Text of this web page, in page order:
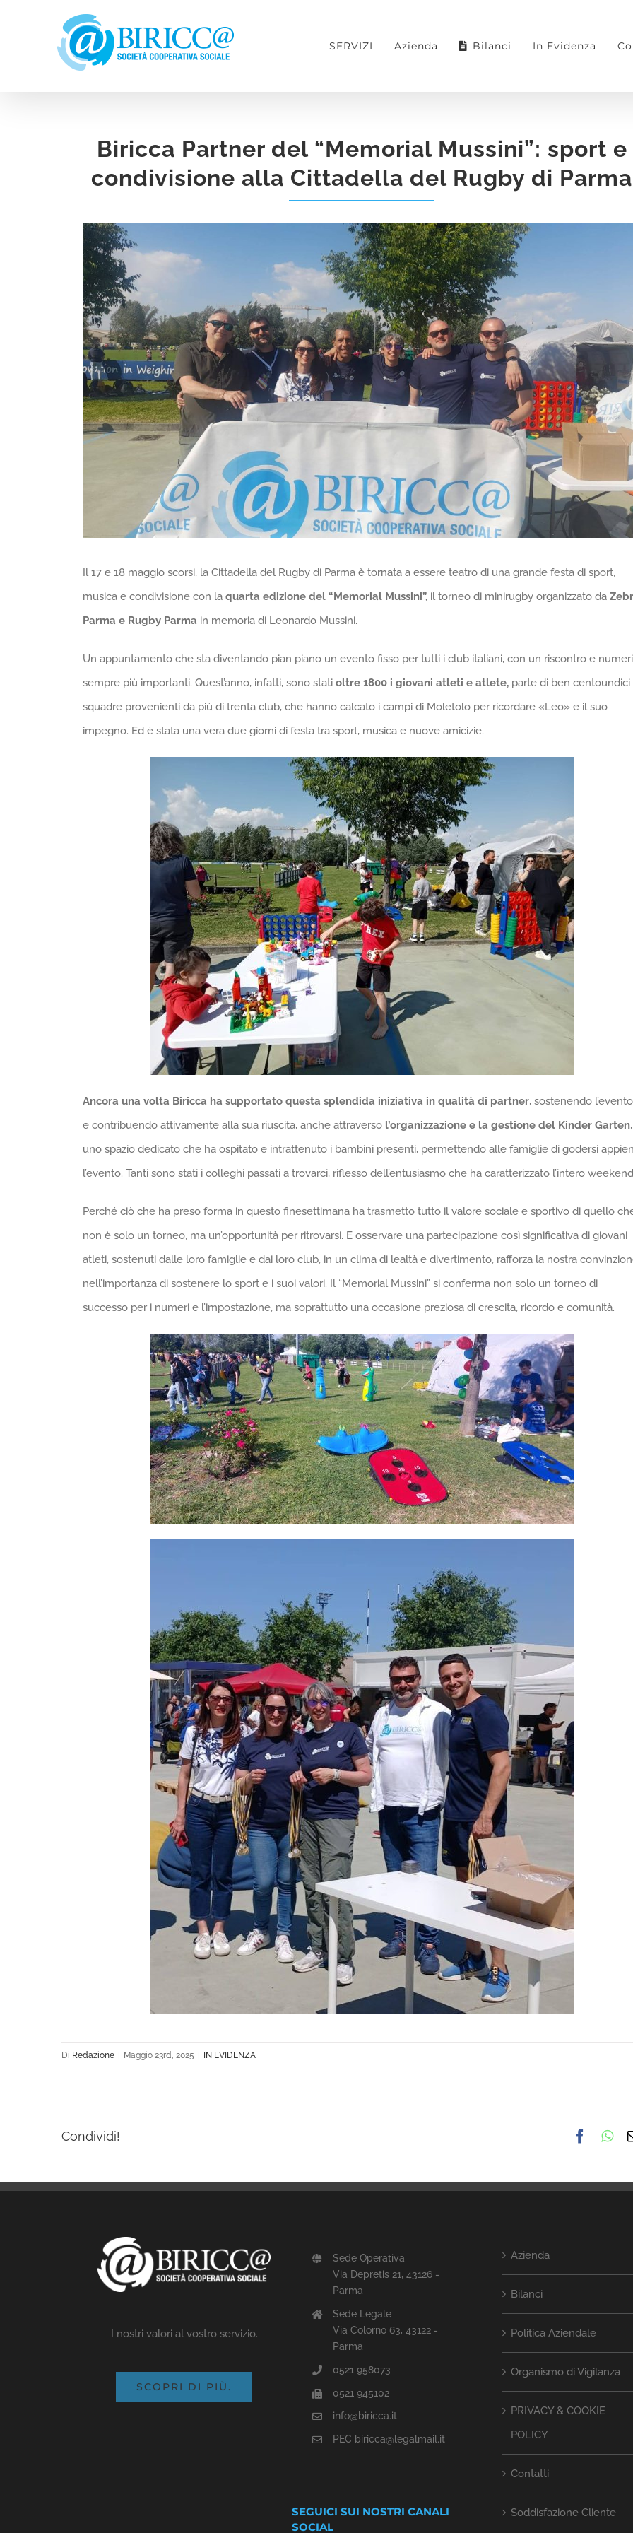
SERVIZI Azienda Bilanci In Evidenza
Biricca Partner del “Memorial Mussini”: sport e
condivisione alla Cittadella del Rugby di Parma
Il 17 e 18 maggio scorsi, la Cittadella del Rugby di Parma è tornata a essere teatro di una grande festa di sport,
musica e condivisione con la quarta edizione del “Memorial Mussini”, il torneo di minirugby organizzato da
Parma e Rugby Parma in memoria di Leonardo Mussini.
Un appuntamento che sta diventando pian piano un evento fisso per tutti i club italiani, con un riscontro e numeri
sempre più importanti. Quest’anno, infatti, sono stati oltre 1800 i giovani atleti e atlete, parte di ben centoundici
squadre provenienti da più di trenta club, che hanno calcato i campi di Moletolo per ricordare «Leo» e il suo
impegno. Ed è stata una vera due giorni di festa tra sport, musica e nuove amicizie.
Ancora una volta Biricca ha supportato questa splendida iniziativa in qualità di partner, sostenendo l’evento
e contribuendo attivamente alla sua riuscita, anche attraverso l’organizzazione e la gestione del Kinder Garten,
uno spazio dedicato che ha ospitato e intrattenuto i bambini presenti, permettendo alle famiglie di godersi
l’evento. Tanti sono stati i colleghi passati a trovarci, riflesso dell’entusiasmo che ha caratterizzato l’intero
Perché ciò che ha preso forma in questo finesettimana ha trasmetto tutto il valore sociale e sportivo di quello
non è solo un torneo, ma un’opportunità per ritrovarsi. E osservare una partecipazione così significativa di giovani
atleti, sostenuti dalle loro famiglie e dai loro club, in un clima di lealtà e divertimento, rafforza la nostra
nell’importanza di sostenere lo sport e i suoi valori. Il “Memorial Mussini” si conferma non solo un torneo di
successo per i numeri e l’impostazione, ma soprattutto una occasione preziosa di crescita, ricordo e comunità.
Di Redazione | Maggio 23rd, 2025 | IN EVIDENZA
Condividi!
I nostri valori al vostro servizio.
SCOPRI DI PIÙ.
Sede Operativa
Via Depretis 21, 43126 -
Parma
Sede Legale
Via Colorno 63, 43122 -
Parma
0521 958073
0521 945102
info@biricca.it
PEC biricca@legalmail.it
SEGUICI SUI NOSTRI CANALI
SOCIAL
Azienda
Bilanci
Politica Aziendale
Organismo di Vigilanza
PRIVACY & COOKIE
POLICY
Contatti
Soddisfazione Cliente